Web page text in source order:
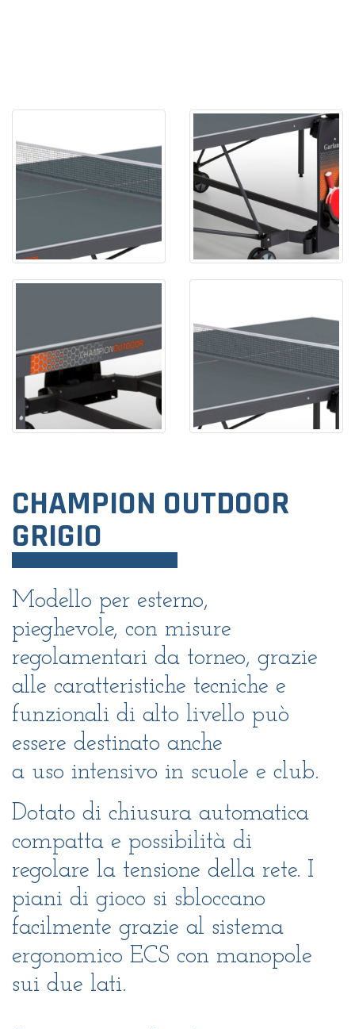
CHAMPION OUTDOOR
GRIGIO
Modello per esterno,
pieghevole, con misure
regolamentari da torneo, grazie
alle caratteristiche tecniche e
funzionali di alto livello può
essere destinato anche
a uso intensivo in scuole e club.
Dotato di chiusura automatica
compatta e possibilità di
regolare la tensione della rete. I
piani di gioco si sbloccano
facilmente grazie al sistema
ergonomico ECS con manopole
sui due lati.